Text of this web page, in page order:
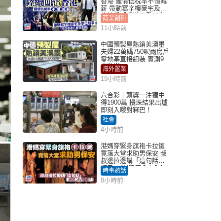
薪 帶動寫字樓豪宅及學
位競爭「香港已重現生
機」
商業創科
11小時前
中國預製屋熱銷美澳墨
夫婦22萬購750呎兩房戶
零地基直接組裝 實測9個
月激讚
海外置業
19小時前
六合彩︱頭獎一注獨中
得1900萬 攪珠結果出爐
即刻入嚟對冧巴！
社會
4小時前
港媽穿緊身旗袍卡拉鏈
竟落大堂求助男保安 叔
叔邊拉邊講「這句話」
網民：AV情節？｜Juicy
叮
時事熱話
8小時前